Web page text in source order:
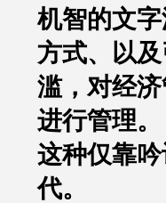
机智的文
方式、以
滥，对经
进行管理。
这种仅靠
代。